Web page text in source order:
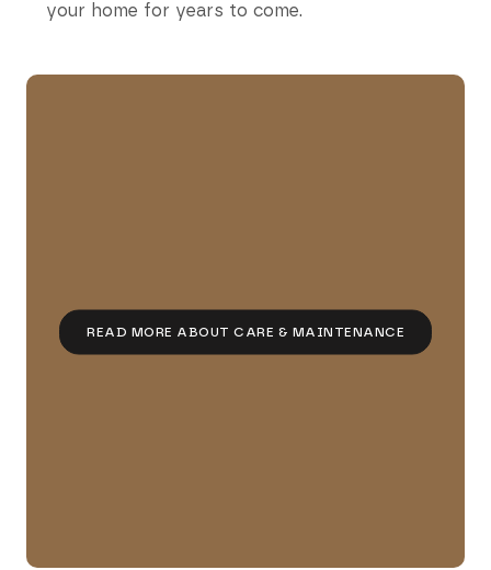
your home for years to come.
READ MORE ABOUT CARE & MAINTENANCE